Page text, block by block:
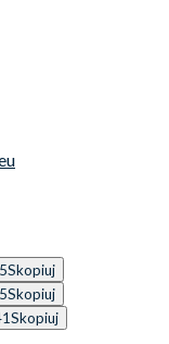
Skopiuj
Skopiuj
Skopiuj